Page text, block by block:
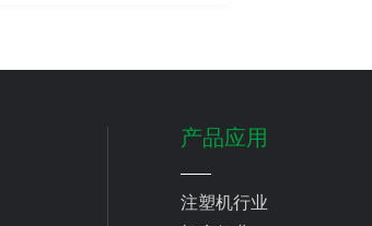
产品应用
注塑机行业